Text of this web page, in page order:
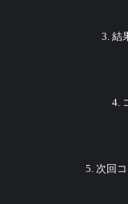
3. 結
4.
5. 次回